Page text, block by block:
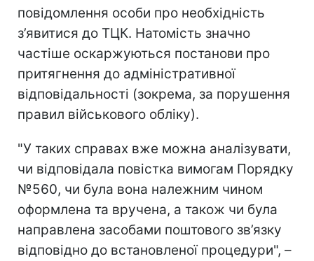
повідомлення особи про необхідність
з’явитися до ТЦК. Натомість значно
частіше оскаржуються постанови про
притягнення до адміністративної
відповідальності (зокрема, за порушення
правил військового обліку).
"У таких справах вже можна аналізувати,
чи відповідала повістка вимогам Порядку
№560, чи була вона належним чином
оформлена та вручена, а також чи була
направлена засобами поштового зв’язку
відповідно до встановленої процедури", –